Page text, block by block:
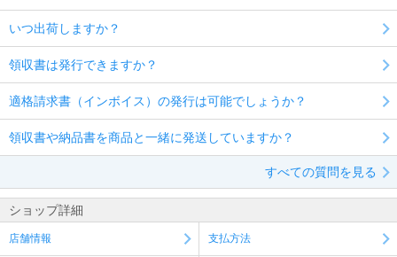
いつ出荷しますか？
領収書は発行できますか？
適格請求書（インボイス）の発行は可能でしょうか？
領収書や納品書を商品と一緒に発送していますか？
すべての質問を見る
ショップ詳細
店舗情報 支払方法